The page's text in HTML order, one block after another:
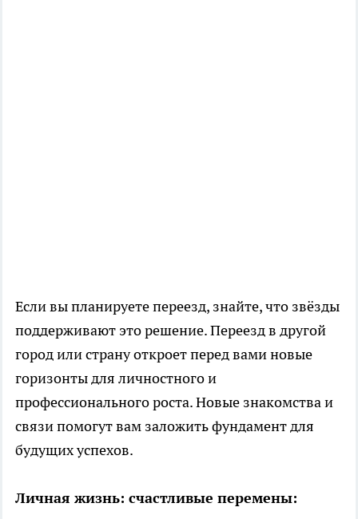
Если вы планируете переезд, знайте, что звёзды
поддерживают это решение. Переезд в другой
город или страну откроет перед вами новые
горизонты для личностного и
профессионального роста. Новые знакомства и
связи помогут вам заложить фундамент для
будущих успехов.
Личная жизнь: счастливые перемены: